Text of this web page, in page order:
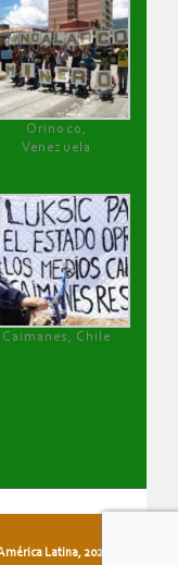
Orinoco,
Venezuela
Caimanes, Chile
Latina, 2026